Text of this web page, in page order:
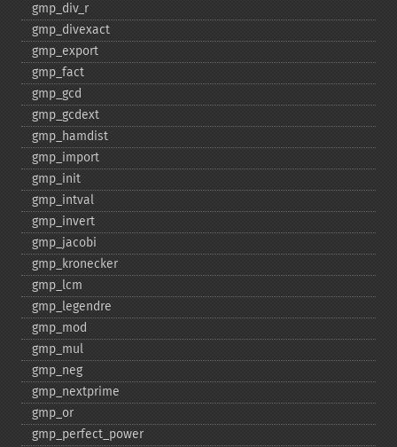
gmp_​div_​r
gmp_​divexact
gmp_​export
gmp_​fact
gmp_​gcd
gmp_​gcdext
gmp_​hamdist
gmp_​import
gmp_​init
gmp_​intval
gmp_​invert
gmp_​jacobi
gmp_​kronecker
gmp_​lcm
gmp_​legendre
gmp_​mod
gmp_​mul
gmp_​neg
gmp_​nextprime
gmp_​or
gmp_​perfect_​power